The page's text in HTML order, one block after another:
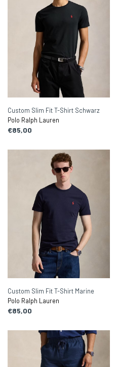
Custom Slim Fit T-Shirt Schwarz
Polo Ralph Lauren
€85,00
Custom Slim Fit T-Shirt Marine
Polo Ralph Lauren
€85,00